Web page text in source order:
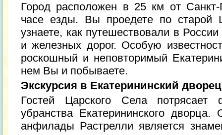
Город расположен в 25 км от
часе езды. Вы проедете по старой
узнаете, как путешествовали в
и железных дорог. Особую
роскошный и неповторимый
нем Вы и побываете.
Экскурсия в Екатерининский
Гостей Царского Села потрясает
убранства Екатерининского
анфилады Растрелли является